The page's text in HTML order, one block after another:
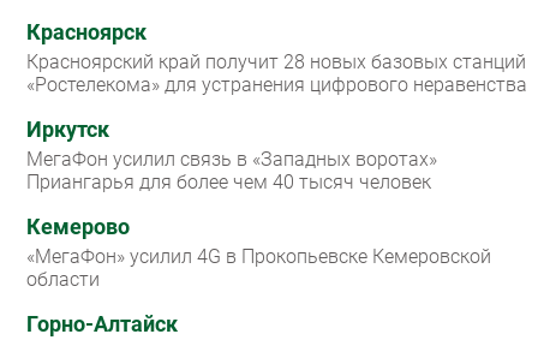
Красноярск
Красноярский край получит 28 новых базовых станций
«Ростелекома» для устранения цифрового неравенства
Иркутск
МегаФон усилил связь в «Западных воротах»
Приангарья для более чем 40 тысяч человек
Кемерово
«МегаФон» усилил 4G в Прокопьевске Кемеровской
области
Горно-Алтайск